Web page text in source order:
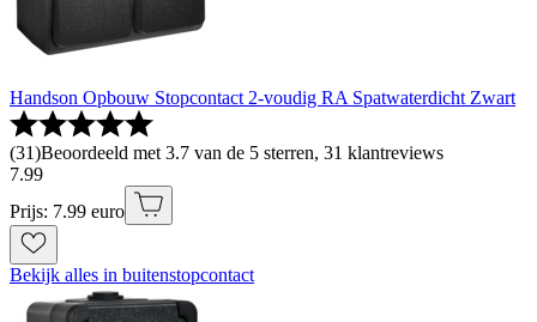
Handson Opbouw Stopcontact 2-voudig RA Spatwaterdicht Zwart
(31)Beoordeeld met 3.7 van de 5 sterren, 31 klantreviews
7.99
Prijs: 7.99 euro
Bekijk alles in buitenstopcontact